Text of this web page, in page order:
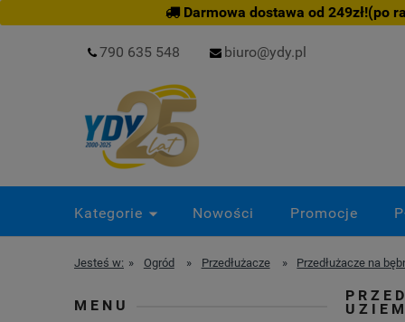
Darmowa dostawa od 249zł!(po
790 635 548 biuro@ydy.pl
Kategorie Nowości Promocje
Jesteś w: » Ogród » Przedłużacze » Przedłużacze na
MENU